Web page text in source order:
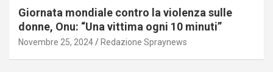
Giornata mondiale contro la violenza sulle
donne, Onu: “Una vittima ogni 10 minuti”
Novembre 25, 2024 Redazione Spraynews